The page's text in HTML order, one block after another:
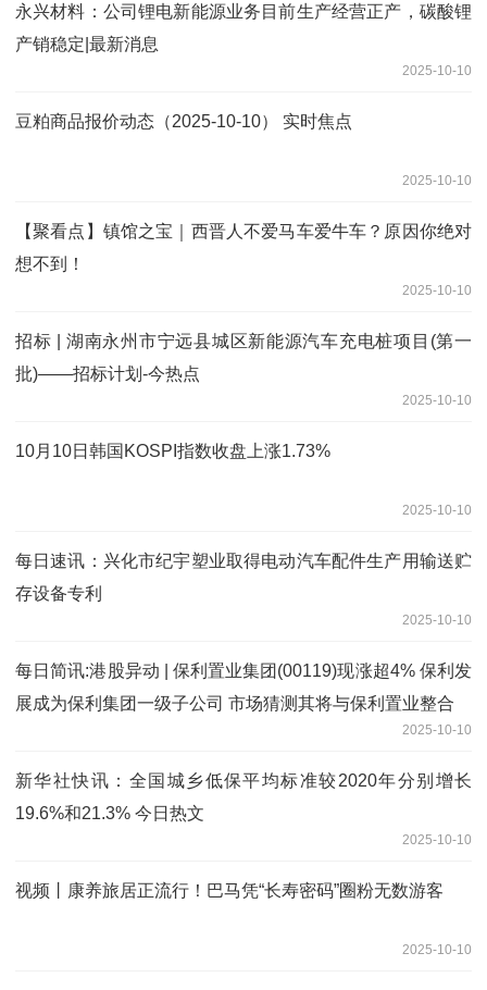
永兴材料：公司锂电新能源业务目前生产经营正产，碳酸锂
产销稳定|最新消息
2025-10-10
豆粕商品报价动态（2025-10-10） 实时焦点
2025-10-10
【聚看点】镇馆之宝｜西晋人不爱马车爱牛车？原因你绝对
想不到！
2025-10-10
招标 | 湖南永州市宁远县城区新能源汽车充电桩项目(第一
批)——招标计划-今热点
2025-10-10
10月10日韩国KOSPI指数收盘上涨1.73%
2025-10-10
每日速讯：兴化市纪宇塑业取得电动汽车配件生产用输送贮
存设备专利
2025-10-10
每日简讯:港股异动 | 保利置业集团(00119)现涨超4% 保利发
展成为保利集团一级子公司 市场猜测其将与保利置业整合
2025-10-10
新华社快讯：全国城乡低保平均标准较2020年分别增长
19.6%和21.3% 今日热文
2025-10-10
视频丨康养旅居正流行！巴马凭“长寿密码”圈粉无数游客
2025-10-10